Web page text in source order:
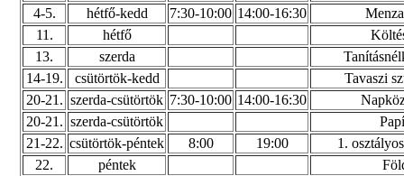
4-5.
hétfő-kedd 7:30-10:00 14:00-16:30
11.
hétfő
13.
szerda
14-19.
csütörtök-kedd
Tavaszi
20-21. szerda-csütörtök 7:30-10:00 14:00-16:30
20-21. szerda-csütörtök
21-22. csütörtök-péntek 8:00 19:00
1.
22.
péntek